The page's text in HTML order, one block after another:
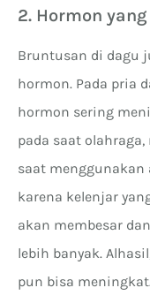
2. Hormon
Bruntusan di dagu
hormon. Pada pria
hormon sering
pada saat
saat
karena kelenjar
akan membesar
lebih banyak.
pun bisa meningkat.